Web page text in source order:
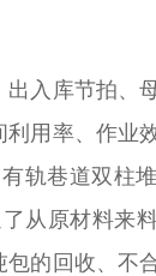
入库节拍、
用率、作业
轨巷道双柱
从原材料来
的回收、不